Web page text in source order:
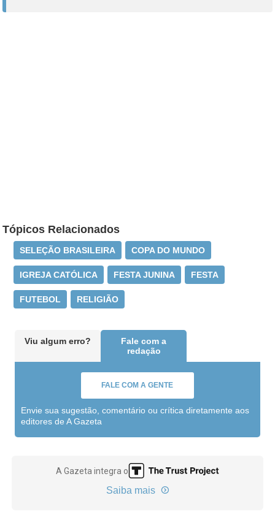
Tópicos Relacionados
SELEÇÃO BRASILEIRA COPA DO MUNDO
IGREJA CATÓLICA FESTA JUNINA FESTA
FUTEBOL RELIGIÃO
Viu algum erro?
Fale com a
redação
FALE COM A GENTE
Envie sua sugestão, comentário ou crítica diretamente aos
editores de A Gazeta
A Gazeta integra o
Saiba mais